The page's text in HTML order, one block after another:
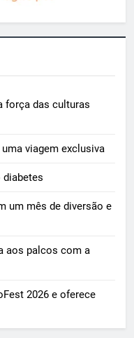
força das culturas
viagem exclusiva
um mês de diversão e
aos palcos com a
2026 e oferece